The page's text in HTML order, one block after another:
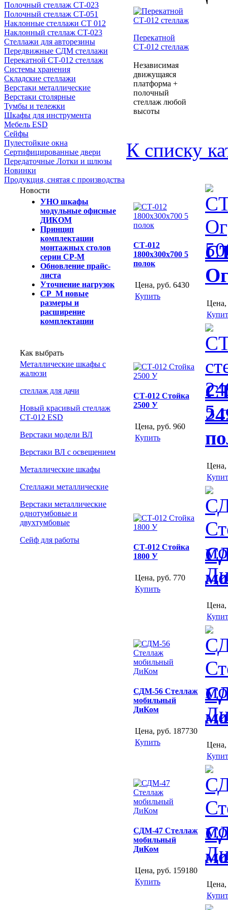
Полочный стеллаж СТ-023
Полочный стеллаж CT-051
Наклонные стеллажи СТ 012
Наклонный стеллаж CT-023
Стеллажи для авторезины
Передвижные СДМ стеллажи
Перекатной СТ-012 стеллаж
Системы хранения
Складские стеллажи
Верстаки металлические
Верстаки столярные
Тумбы и тележки
Шкафы для инструмента
Мебель ESD
Сейфы
Пулестойкие окна
Сертифицированные двери
Передаточные Лотки и шлюзы
Новинки
Продукция, снятая с производства
Новости
УНО шкафы
модульные офисные
ДИКОМ
Принцип
комплектации
монтажных столов
серии СР-М
Обновление прайс-
листа
Уточнение нагрузок
СР_М новые
размеры и
расширение
комплектации
Как выбрать
Металлические шкафы с
жалюзи
cтеллаж для дачи
Новый красивый стеллаж
СТ-012 ESD
Верстаки модели ВЛ
Верстаки ВЛ с освещением
Металлические шкафы
Стеллажи металлические
Верстаки металлические
однотумбовые и
двухтумбовые
Сейф для работы
Перекатной
СТ-012 стеллаж
Независимая
движущаяся
платформа +
полочный
стеллаж любой
высоты
К списку
СТ-012
1800х300х700 5
полок
Цена, руб. 6430
Купить
Цена,
СТ-012 Стойка
2500 У
Цена, руб. 960
Купить
Цена,
СТ-012 Стойка
1800 У
Цена, руб. 770
Купить
Цена,
СДМ-56 Стеллаж
мобильный
ДиКом
Цена, руб. 187730
Купить
Цена,
СДМ-47 Стеллаж
мобильный
ДиКом
Цена, руб. 159180
Купить
Цена,